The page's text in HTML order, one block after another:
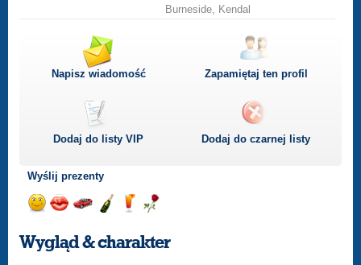
Burneside, Kendal
Napisz wiadomość Zapamiętaj ten profil
Dodaj do listyVIP Dodaj do czarnej listy
Wyślij prezenty
uśmiech
buziakasamochodem
szampana
drinka
różę
Wygląd & charakter